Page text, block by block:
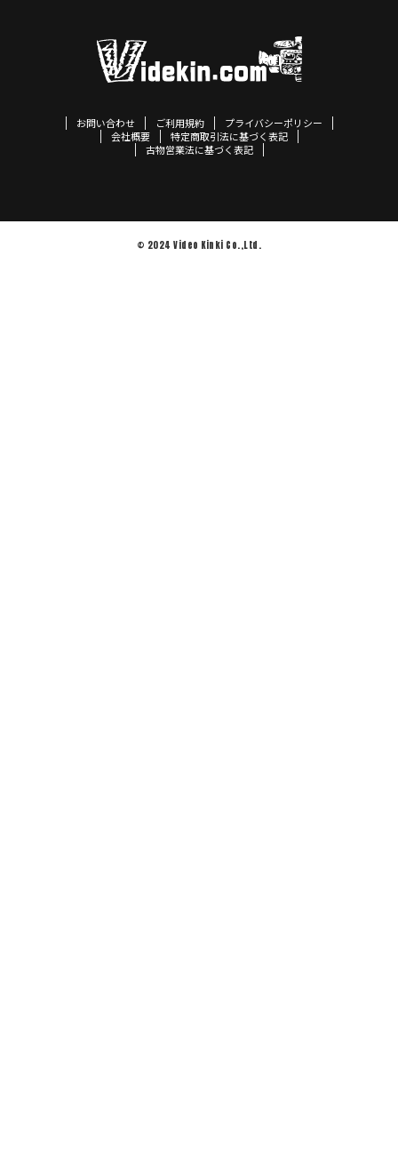
お問い合わせ ご利用規約
プライバシーポリシー
会社概要
特定商取引法に基づく表記
古物営業法に基づく表記
© 2024 Video Kinki Co.,Ltd.